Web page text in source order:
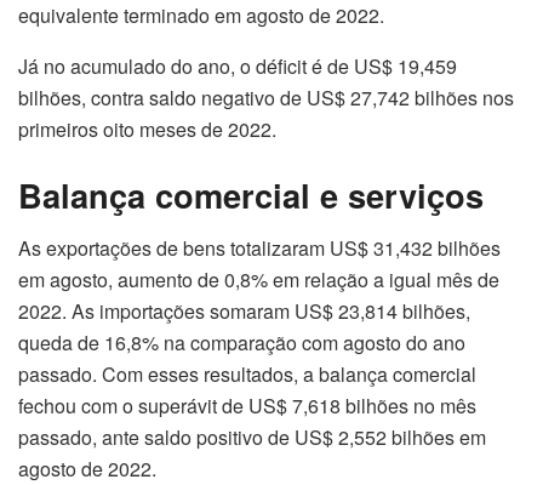
equivalente terminado em agosto de 2022.
Já no acumulado do ano, o déficit é de US$ 19,459
bilhões, contra saldo negativo de US$ 27,742 bilhões nos
primeiros oito meses de 2022.
Balança comercial e serviços
As exportações de bens totalizaram US$ 31,432 bilhões
em agosto, aumento de 0,8% em relação a igual mês de
2022. As importações somaram US$ 23,814 bilhões,
queda de 16,8% na comparação com agosto do ano
passado. Com esses resultados, a balança comercial
fechou com o superávit de US$ 7,618 bilhões no mês
passado, ante saldo positivo de US$ 2,552 bilhões em
agosto de 2022.